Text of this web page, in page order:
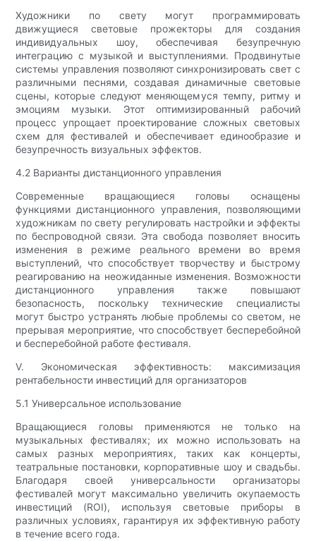
Художники по свету могут программировать
движущиеся световые прожекторы для создания
индивидуальных шоу, обеспечивая безупречную
интеграцию с музыкой и выступлениями. Продвинутые
системы управления позволяют синхронизировать свет с
различными песнями, создавая динамичные световые
сцены, которые следуют меняющемуся темпу, ритму и
эмоциям музыки. Этот оптимизированный рабочий
процесс упрощает проектирование сложных световых
схем для фестивалей и обеспечивает единообразие и
безупречность визуальных эффектов.
4.2 Варианты дистанционного управления
Современные вращающиеся головы оснащены
функциями дистанционного управления, позволяющими
художникам по свету регулировать настройки и эффекты
по беспроводной связи. Эта свобода позволяет вносить
изменения в режиме реального времени во время
выступлений, что способствует творчеству и быстрому
реагированию на неожиданные изменения. Возможности
дистанционного управления также повышают
безопасность, поскольку технические специалисты
могут быстро устранять любые проблемы со светом, не
прерывая мероприятие, что способствует бесперебойной
и бесперебойной работе фестиваля.
V. Экономическая эффективность: максимизация
рентабельности инвестиций для организаторов
5.1 Универсальное использование
Вращающиеся головы применяются не только на
музыкальных фестивалях; их можно использовать на
самых разных мероприятиях, таких как концерты,
театральные постановки, корпоративные шоу и свадьбы.
Благодаря своей универсальности организаторы
фестивалей могут максимально увеличить окупаемость
инвестиций (ROI), используя световые приборы в
различных условиях, гарантируя их эффективную работу
в течение всего года.